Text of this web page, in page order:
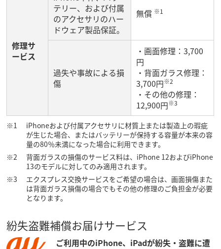
修理サ
ービス
テリー、および付属
のアクセサリのハー
ドウェア製品保証。
無償 ※1
過失や事故による損
傷
・画面修理：3,700
円
・背面ガラス修理：
3,700円※2
・その他の修理：
12,900円※3
iPhoneおよび付属アクセサリに材質上または製造上の瑕疵
が生じた場合、またはバッテリーが保持する容量が本来の容
量の80％未満になった場合に利用できます。
背面ガラスの損傷のサービス料は、iPhone 12およびiPhone
13のモデルに対してのみ適用されます。
エクスプレス交換サービスをご希望の場合は、画面損傷また
は背面ガラス損傷の場合でもその他の修理のご負担金が必要
となります。
紛失盗難補償お届けサービス
ご利用中のiPhone、iPadが紛失・盗難に遭